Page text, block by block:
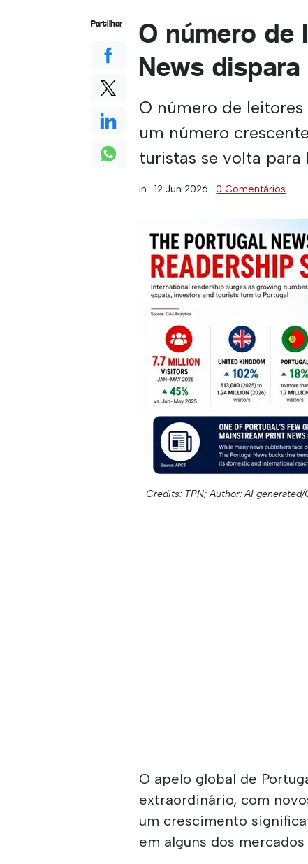
O número
News dispara
O número de
um número
turistas se volta para
in ·12 Jun 2026 ·0 Comentários
Credits: TPN; Author: AI
O apelo global de
extraordinário, com
um crescimento
em alguns dos
Partilhar